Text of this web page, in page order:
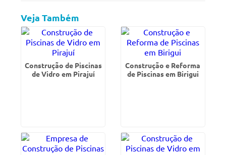
Veja Também
Construção de Piscinas
de Vidro em Pirajuí
Construção e Reforma
de Piscinas em Birigui